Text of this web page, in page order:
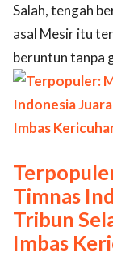
Salah, tengah
asal Mesir itu
beruntun tanpa
Timnas
Tribun
Imbas